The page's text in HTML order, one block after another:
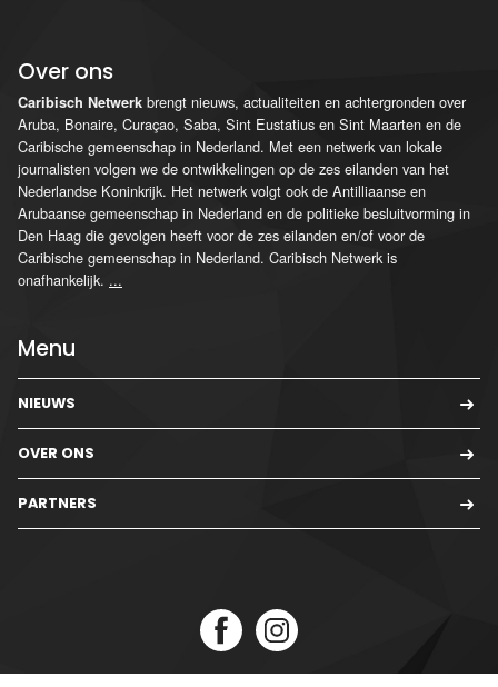
Over ons
Caribisch Netwerk brengt nieuws, actualiteiten en achtergronden over
Aruba, Bonaire, Curaçao, Saba, Sint Eustatius en Sint Maarten en de
Caribische gemeenschap in Nederland. Met een netwerk van lokale
journalisten volgen we de ontwikkelingen op de zes eilanden van het
Nederlandse Koninkrijk. Het netwerk volgt ook de Antilliaanse en
Arubaanse gemeenschap in Nederland en de politieke besluitvorming in
Den Haag die gevolgen heeft voor de zes eilanden en/of voor de
Caribische gemeenschap in Nederland. Caribisch Netwerk is
onafhankelijk. ...
Menu
NIEUWS
OVER ONS
PARTNERS